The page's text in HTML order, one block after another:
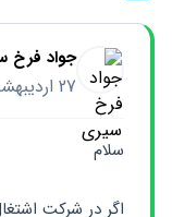
جواد فرخ
27 اردیبهشت 1402
سلام